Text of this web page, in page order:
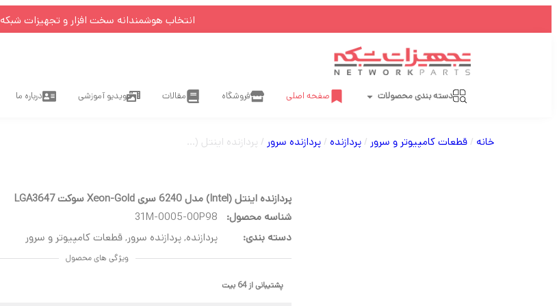
انتخاب هوشمندانه سخت افزار و تجهیزات شبکه
دسته بندی محصولات صفحه اصلی فروشگاه مقالات ویدیو آموزشی درباره ما
خانه /قطعات کامپیوتر و سرور /پردازنده /پردازنده سرور / پردازنده اینتل (Intel) مدل 6240 سری Xeon-Gold سوکت LGA3647
پردازنده اینتل (Intel) مدل 6240 سری Xeon-Gold سوکت LGA3647
شناسه محصول:
31M-0005-00P98
دسته بندی:
پردازنده,پردازنده سرور,قطعات کامپیوتر و سرور
ویژگی های محصول
پشتیبانی از 64 بیت